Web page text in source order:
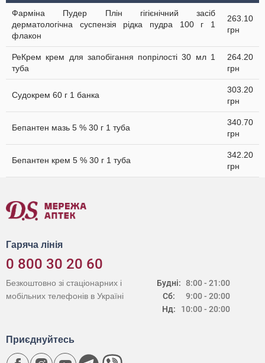
Фарміна Пудер Плін гігієнічний засіб
дерматологічна суспензія рідка пудра 100 г 1
флакон
263.10
грн
РеКрем крем для запобігання попрілості 30 мл 1
туба
264.20
грн
Судокрем 60 г 1 банка
303.20
грн
Бепантен мазь 5 % 30 г 1 туба
340.70
грн
Бепантен крем 5 % 30 г 1 туба
342.20
грн
Гаряча лінія
0 800 30 20 60
Будні:
Сб:
Нд:
8:00 - 21:00
9:00 - 20:00
10:00 - 20:00
Безкоштовно зі стаціонарних і
мобільних телефонів в Україні
Приєднуйтесь